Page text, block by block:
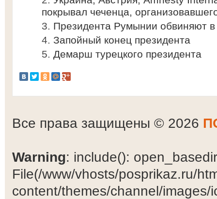
покрывал чеченца,
Президента Румынии обвиняют
Запойный конец президента
Демарш турецкого президента
Все права защищены © 2026
Warning: include():
File(/www/vhosts/posprikaz.ru/
content/themes/channel/